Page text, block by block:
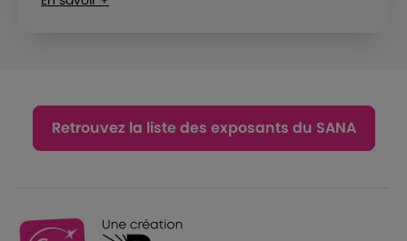
Retrouvez la liste des exposants du SANA